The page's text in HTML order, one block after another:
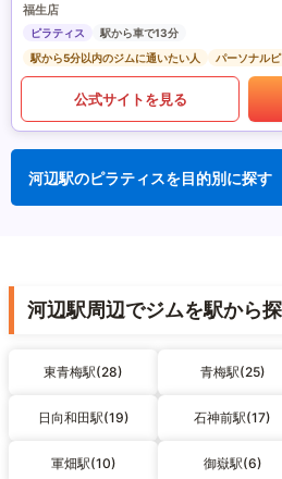
福生店
ピラティス
駅から車で13分
駅から5分以内のジムに通いたい人
パーソナル
公式サイトを見る
河辺駅のピラティスを目的別に探す
河辺駅周辺でジムを駅から
東青梅駅(28) 青梅駅(25)
日向和田駅(19) 石神前駅(17)
軍畑駅(10) 御嶽駅(6)